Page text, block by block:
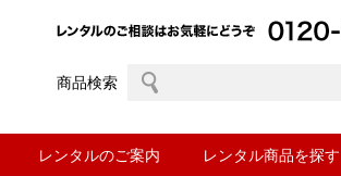
商品検索
レンタルのご案内 レンタル商品を探す